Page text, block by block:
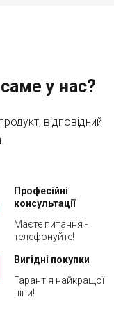
у нас?
відповідний
Професійні
консультації
Маєте питання -
телефонуйте!
Вигідні покупки
Гарантія найкращої
ціни!